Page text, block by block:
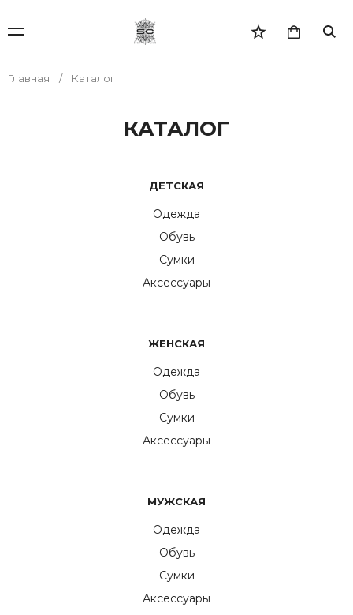
Главная Каталог
КАТАЛОГ
ДЕТСКАЯ
Одежда
Обувь
Сумки
Аксессуары
ЖЕНСКАЯ
Одежда
Обувь
Сумки
Аксессуары
МУЖСКАЯ
Одежда
Обувь
Сумки
Аксессуары